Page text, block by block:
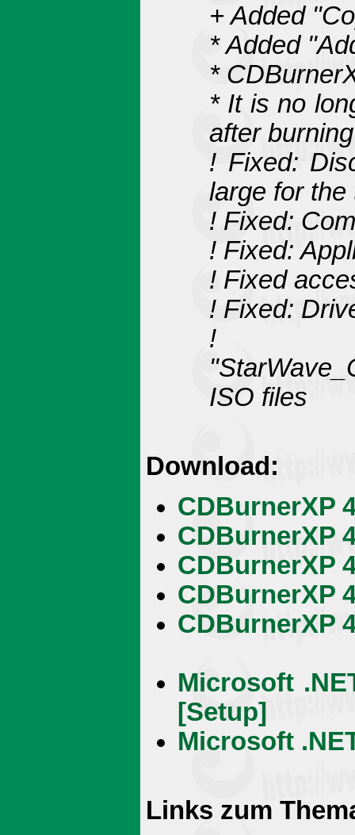
+ Added
* Added
*
* It is no
after
! Fixed:
large for the
! Fixed:
! Fixed:
! Fixed
! Fixed:
!
ISO files
Download:
CDBurnerXP
CDBurnerXP
CDBurnerXP
CDBurnerXP
CDBurnerXP
Microsoft
[Setup]
Microsoft
Links zum